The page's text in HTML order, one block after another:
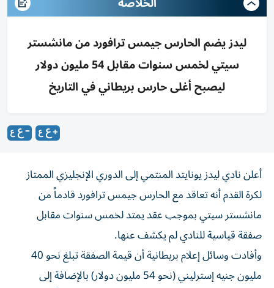
ليدز يضم الحارس جيمس ترافورد من مانشستر
سيتي لخمس سنوات مقابل 54 مليون دولار
ليصبح أغلى حارس بريطاني في التاريخ
أعلن نادي ليدز يونايتد المنتمي إلى الدوري الإنجليزي الممتاز
لكرة القدم أنه تعاقد مع الحارس جيمس ترافورد قادماً من
مانشستر ​سيتي بموجب عقد ⁠يمتد لخمس سنوات مقابل
صفقة قياسية ‌للنادي لم يكشف ‌عنها.
وأفادت وسائل إعلام بريطانية أن قيمة الصفقة تبلغ نحو 40
مليون جنيه إسترليني (نحو 54 مليون دولار) بالإضافة إلى